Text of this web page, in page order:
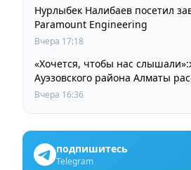
Нурлыбек Налибаев посетил
Paramount Engineering
Вчера 17:18
«Хочется, чтобы нас
Ауэзовского района Алматы
ждут от выборов депутатов
Вчера 16:36
подпишитесь
Telegram